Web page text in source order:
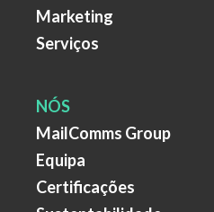
Marketing
Serviços
NÓS
MailComms Group
Equipa
Certificações